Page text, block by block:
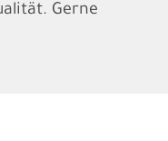
Gerne